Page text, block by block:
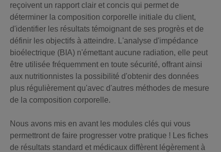
reçoivent un rapport clair et concis qui permet de
déterminer la composition corporelle initiale du client,
d'identifier les résultats témoignant de ses progrès et de
définir les objectifs à atteindre. L'analyse d'impédance
bioélectrique (BIA) n'émettant aucune radiation, elle peut
être utilisée fréquemment en toute sécurité, offrant ainsi
aux nutritionnistes la possibilité d'obtenir des données
plus régulièrement qu'avec d'autres méthodes de mesure
de la composition corporelle.
Nous avons mis en avant les modules clés qui vous
permettront de faire progresser votre pratique ! Les fiches
de résultats standard et médicaux diffèrent légèrement à